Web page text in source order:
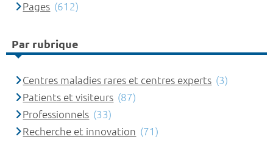
Pages (612)
Par rubrique
Centres maladies rares et centres experts (3)
Patients et visiteurs (87)
Professionnels (33)
Recherche et innovation (71)